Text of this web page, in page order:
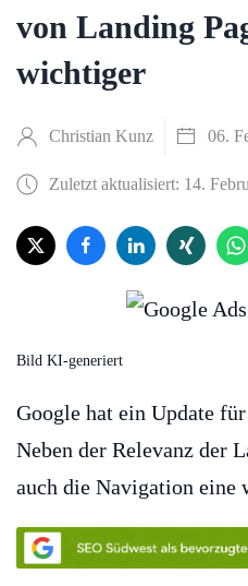
von Landing
wichtiger
Christian Kunz 06.
Zuletzt aktualisiert: 14.
Bild KI-generiert
Google hat ein Update
Neben der Relevanz der
auch die Navigation eine